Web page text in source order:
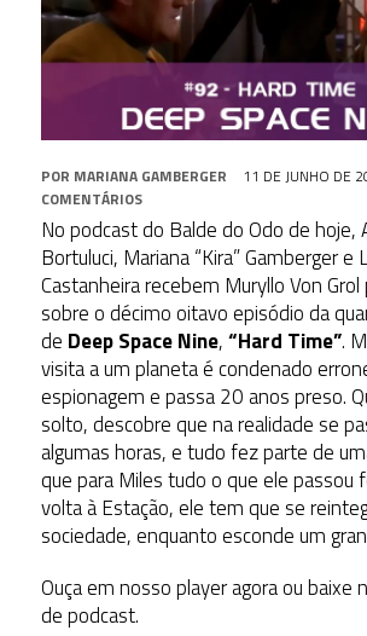
POR MARIANA GAMBERGER 11 DE JUNHO DE
COMENTÁRIOS
No podcast do Balde do Odo de hoje,
Bortuluci, Mariana “Kira” Gamberger e
Castanheira recebem Muryllo Von Grol
sobre o décimo oitavo episódio da
de Deep Space Nine,“Hard Time”.
visita a um planeta é condenado
espionagem e passa 20 anos preso.
solto, descobre que na realidade se
algumas horas, e tudo fez parte de
que para Miles tudo o que ele passou
volta à Estação, ele tem que se
sociedade, enquanto esconde um
Ouça em nosso player agora ou baixe
de podcast.